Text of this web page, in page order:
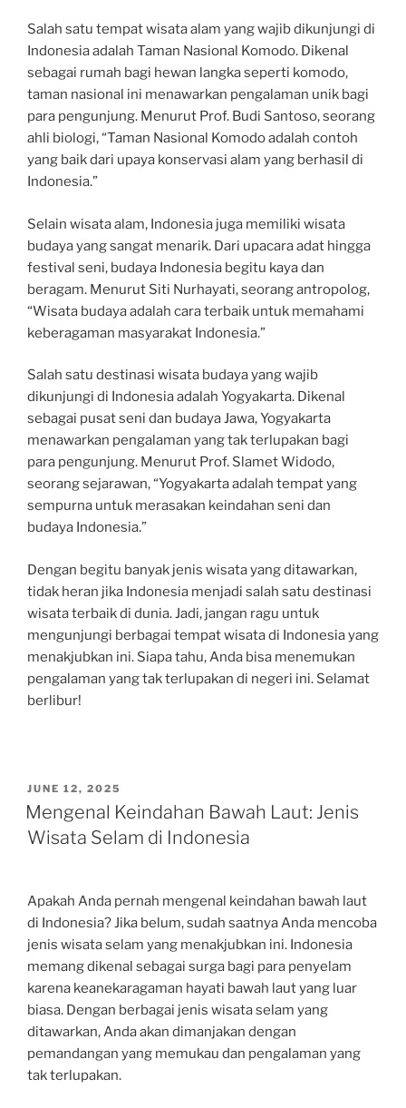
Salah satu tempat wisata alam yang wajib dikunjungi di
Indonesia adalah Taman Nasional Komodo. Dikenal
sebagai rumah bagi hewan langka seperti komodo,
taman nasional ini menawarkan pengalaman unik bagi
para pengunjung. Menurut Prof. Budi Santoso, seorang
ahli biologi, “Taman Nasional Komodo adalah contoh
yang baik dari upaya konservasi alam yang berhasil di
Indonesia.”
Selain wisata alam, Indonesia juga memiliki wisata
budaya yang sangat menarik. Dari upacara adat hingga
festival seni, budaya Indonesia begitu kaya dan
beragam. Menurut Siti Nurhayati, seorang antropolog,
“Wisata budaya adalah cara terbaik untuk memahami
keberagaman masyarakat Indonesia.”
Salah satu destinasi wisata budaya yang wajib
dikunjungi di Indonesia adalah Yogyakarta. Dikenal
sebagai pusat seni dan budaya Jawa, Yogyakarta
menawarkan pengalaman yang tak terlupakan bagi
para pengunjung. Menurut Prof. Slamet Widodo,
seorang sejarawan, “Yogyakarta adalah tempat yang
sempurna untuk merasakan keindahan seni dan
budaya Indonesia.”
Dengan begitu banyak jenis wisata yang ditawarkan,
tidak heran jika Indonesia menjadi salah satu destinasi
wisata terbaik di dunia. Jadi, jangan ragu untuk
mengunjungi berbagai tempat wisata di Indonesia yang
menakjubkan ini. Siapa tahu, Anda bisa menemukan
pengalaman yang tak terlupakan di negeri ini. Selamat
berlibur!
POSTED
ON
JUNE 12, 2025
Mengenal Keindahan Bawah Laut: Jenis
Wisata Selam di Indonesia
Apakah Anda pernah mengenal keindahan bawah laut
di Indonesia? Jika belum, sudah saatnya Anda mencoba
jenis wisata selam yang menakjubkan ini. Indonesia
memang dikenal sebagai surga bagi para penyelam
karena keanekaragaman hayati bawah laut yang luar
biasa. Dengan berbagai jenis wisata selam yang
ditawarkan, Anda akan dimanjakan dengan
pemandangan yang memukau dan pengalaman yang
tak terlupakan.